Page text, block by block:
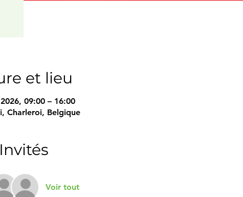
et lieu
09:00 – 16:00
Charleroi, Belgique
Invités
Voir tout